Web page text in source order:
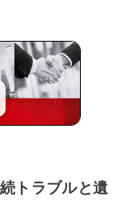
トラブルと遺